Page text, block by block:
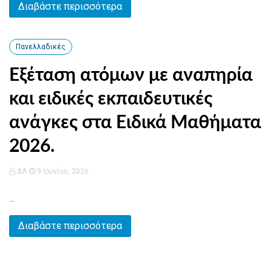
Διαβάστε περισσότερα
Πανελλαδικές
Εξέταση ατόμων με αναπηρία
και ειδικές εκπαιδευτικές
ανάγκες στα Ειδικά Μαθήματα
2026.
ΔΛ 9 Ιουνίου, 2026
...
Διαβάστε περισσότερα